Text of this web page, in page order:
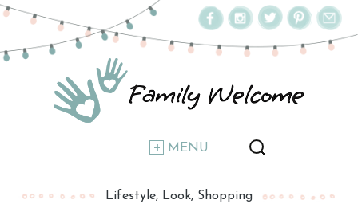
MENU
Lifestyle Look Shopping